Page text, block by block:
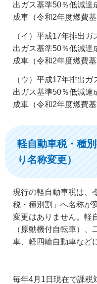
出ガス基準50％低減達
成車（令和2年度燃費
（イ）平成17年排出
出ガス基準50％低減達
成車（令和2年度燃費
（ウ）平成17年排出
出ガス基準50％低減達
成車（令和2年度燃費
軽自動車税・種
り名称変更）
現行の軽自動車税は、
税・種別割」へ名称が
変更はありません。軽
（原動機付自転車）
車、軽四輪自動車など
毎年4月1日現在で課税